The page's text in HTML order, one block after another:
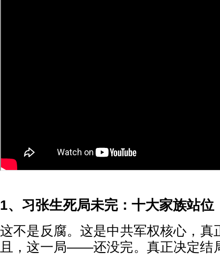
1、习张生死局未完：十大家族站位
这不是反腐。这是中共军权核心，
且，这一局——还没完。真正决定结